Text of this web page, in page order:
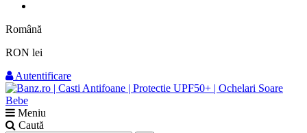
Română
RON lei
Autentificare
Meniu
Caută